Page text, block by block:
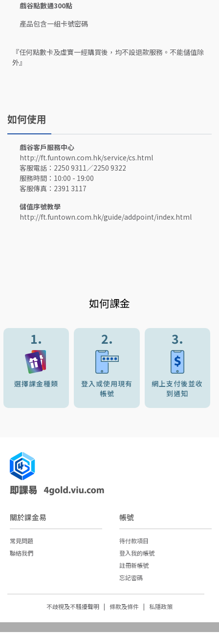
戲谷點數通300點
產品包含一組卡號密碼
『任何點數卡及虛寶一經購買後，均不設退款服務。不能儲值除
外』
如何使用
戲谷客戶服務中心
http://ft.funtown.com.hk/service/cs.html
客服電話：2250 9311／2250 9322
服務時間：10:00 - 19:00
客服傳真：2391 3117
儲值序號教學
http://ft.funtown.com.hk/guide/addpoint/index.html
如何課金
1.
選擇課金種類
2.
登入或使用現有
帳號
3.
網上支付後並收
到通知
關於課金易
常見問題
聯絡我們
帳號
待付款項目
登入我的帳號
註冊新帳號
忘記密碼
不歧視及不騷擾聲明 | 條款及條件 | 私隱政策